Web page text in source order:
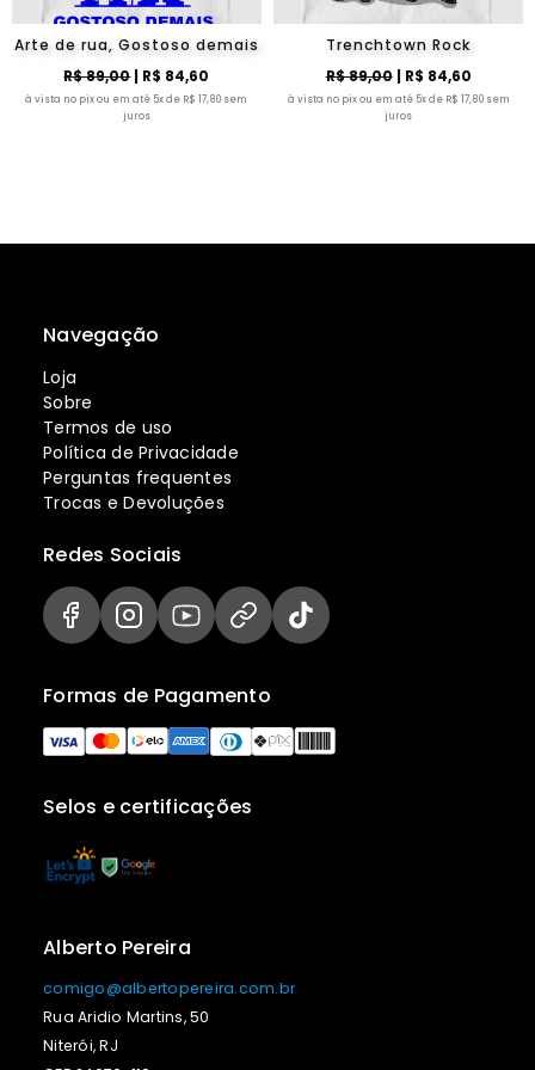
Arte de rua, Gostoso demais
R$ 89,00| R$ 84,60
à vista no pix ou em até 5x de R$ 17,80 sem
juros
Trenchtown Rock
R$ 89,00| R$ 84,60
à vista no pix ou em até 5x de R$ 17,80 sem
juros
Navegação
Loja
Sobre
Termos de uso
Política de Privacidade
Perguntas frequentes
Trocas e Devoluções
Selos e certificações
Formas de Pagamento
Redes Sociais
Alberto Pereira
comigo@albertopereira.com.br
Rua Aridio Martins, 50
Niterói, RJ